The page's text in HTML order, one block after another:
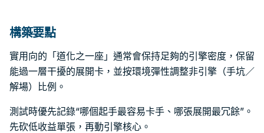
構築要點
實用向的「道化之一座」通常會保持足夠的引擎密度，保留
能過一層干擾的展開卡，並按環境彈性調整非引擎（手坑／
解場）比例。
測試時優先記錄“哪個起手最容易卡手、哪張展開最冗餘”。
先砍低收益單張，再動引擎核心。